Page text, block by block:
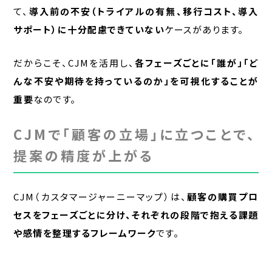
て、 導入前の不安（トライアルの有無、移行コスト、導入
サポート）に十分配慮できていないケースがあります。
だからこそ、CJMを活用し、 各フェーズごとに「誰が」「ど
んな不安や期待を持っているのか」を可視化することが
重要なのです。
CJMで「顧客の立場」に立つことで、
提案の精度が上がる
CJM（カスタマージャーニーマップ）は、 顧客の購買プロ
セスをフェーズごとに分け、それぞれの段階で抱える課題
や感情を整理するフレームワークです。